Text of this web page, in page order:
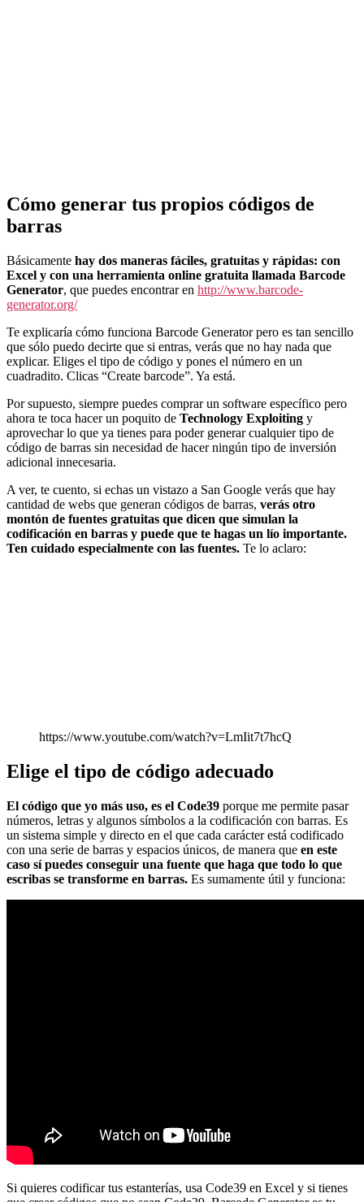
Cómo generar tus propios códigos de
barras
Básicamente hay dos maneras fáciles, gratuitas y rápidas: con
Excel y con una herramienta online gratuita llamada Barcode
Generator, que puedes encontrar en http://www.barcode-
generator.org/
Te explicaría cómo funciona Barcode Generator pero es tan sencillo
que sólo puedo decirte que si entras, verás que no hay nada que
explicar. Eliges el tipo de código y pones el número en un
cuadradito. Clicas “Create barcode”. Ya está.
Por supuesto, siempre puedes comprar un software específico pero
ahora te toca hacer un poquito de Technology Exploiting y
aprovechar lo que ya tienes para poder generar cualquier tipo de
código de barras sin necesidad de hacer ningún tipo de inversión
adicional innecesaria.
A ver, te cuento, si echas un vistazo a San Google verás que hay
cantidad de webs que generan códigos de barras, verás otro
montón de fuentes gratuitas que dicen que simulan la
codificación en barras y puede que te hagas un lío importante.
Ten cuidado especialmente con las fuentes. Te lo aclaro:
https://www.youtube.com/watch?v=LmIit7t7hcQ
Elige el tipo de código adecuado
El código que yo más uso, es el Code39 porque me permite pasar
números, letras y algunos símbolos a la codificación con barras. Es
un sistema simple y directo en el que cada carácter está codificado
con una serie de barras y espacios únicos, de manera que en este
caso sí puedes conseguir una fuente que haga que todo lo que
escribas se transforme en barras. Es sumamente útil y funciona:
Si quieres codificar tus estanterías, usa Code39 en Excel y si tienes